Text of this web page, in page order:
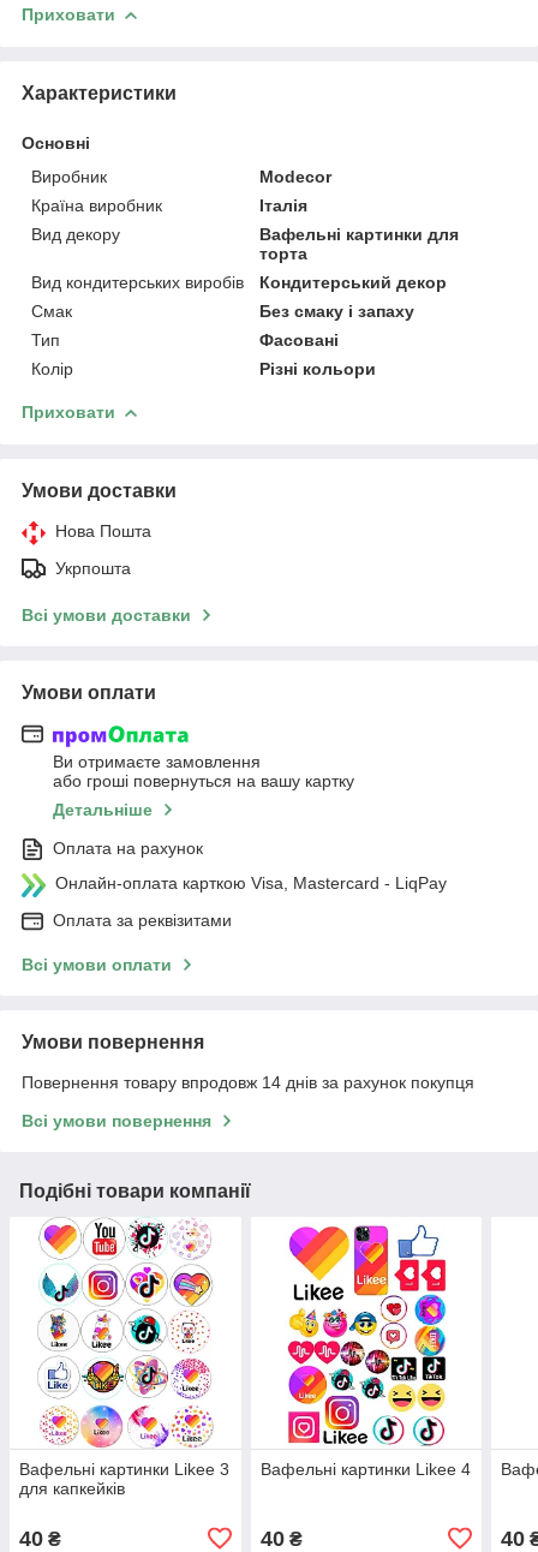
Приховати
Характеристики
Основні
Виробник
Modecor
Країна виробник
Італія
Вид декору
Вафельні картинки для
торта
Вид кондитерських виробів
Кондитерський декор
Смак
Без смаку і запаху
Тип
Фасовані
Колір
Різні кольори
Приховати
Умови доставки
Нова Пошта
Укрпошта
Всі умови доставки
Умови оплати
Ви отримаєте замовлення
або гроші повернуться на вашу картку
Детальніше
Оплата на рахунок
Онлайн-оплата карткою Visa, Mastercard - LiqPay
Оплата за реквізитами
Всі умови оплати
Умови повернення
Повернення товару впродовж 14 днів за рахунок покупця
Всі умови повернення
Подібні товари компанії
Вафельні картинки Likee 3
для капкейків
40 ₴
Вафельні картинки Likee 4
40₴ 40